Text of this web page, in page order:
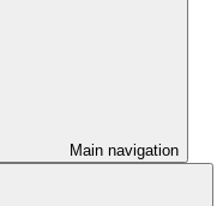
Main navigation